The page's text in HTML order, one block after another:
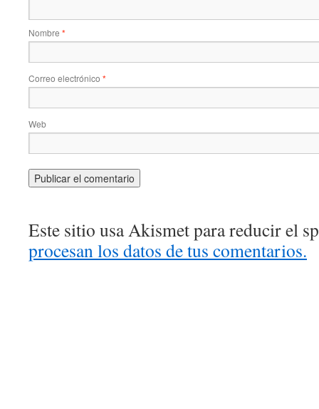
Nombre *
Correo electrónico *
Web
Este sitio usa Akismet para reducir el
procesan los datos de tus comentarios.